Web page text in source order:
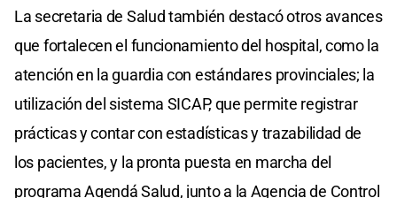
La secretaria de Salud también destacó otros avances
que fortalecen el funcionamiento del hospital, como la
atención en la guardia con estándares provinciales; la
utilización del sistema SICAP, que permite registrar
prácticas y contar con estadísticas y trazabilidad de
los pacientes, y la pronta puesta en marcha del
programa Agendá Salud, junto a la Agencia de Control